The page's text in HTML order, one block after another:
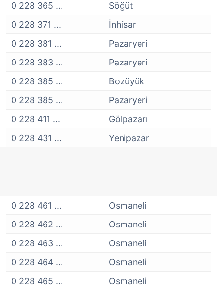
0 228 365 ...
Söğüt
0 228 371 ...
İnhisar
0 228 381 ...
Pazaryeri
0 228 383 ...
Pazaryeri
0 228 385 ...
Bozüyük
0 228 385 ...
Pazaryeri
0 228 411 ...
Gölpazarı
0 228 431 ...
Yenipazar
0 228 461 ...
Osmaneli
0 228 462 ...
Osmaneli
0 228 463 ...
Osmaneli
0 228 464 ...
Osmaneli
0 228 465 ...
Osmaneli